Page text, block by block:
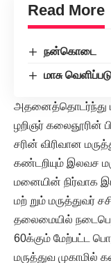
Read More
நன்கொடை
மாசு
அதனைத்தொடர்ந்து
ழறிஞர் கலைஞூரின்
சரின் விரிவான
கண்டறியும் இலவச
மனையின் நிர்வாக
மற் றும் மருத்துவர்
தலைமையில்
60க்கும் மேற்பட்ட
மருத்துவ